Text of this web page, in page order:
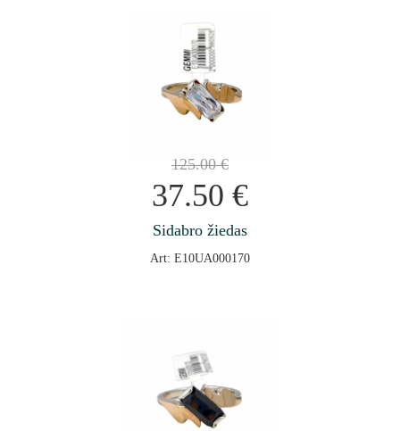
125.00€
37.50 €
Sidabro žiedas
Art: E10UA000170